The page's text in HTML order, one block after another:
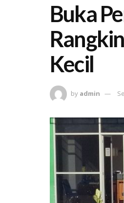
Buka
Kecil
by admin